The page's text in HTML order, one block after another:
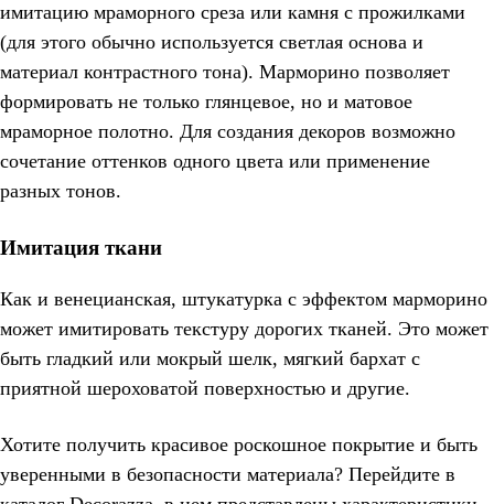
имитацию мраморного среза или камня с прожилками
(для этого обычно используется светлая основа и
материал контрастного тона). Марморино позволяет
формировать не только глянцевое, но и матовое
мраморное полотно. Для создания декоров возможно
сочетание оттенков одного цвета или применение
разных тонов.
Имитация ткани
Как и венецианская, штукатурка с эффектом марморино
может имитировать текстуру дорогих тканей. Это может
быть гладкий или мокрый шелк, мягкий бархат с
приятной шероховатой поверхностью и другие.
Хотите получить красивое роскошное покрытие и быть
уверенными в безопасности материала? Перейдите в